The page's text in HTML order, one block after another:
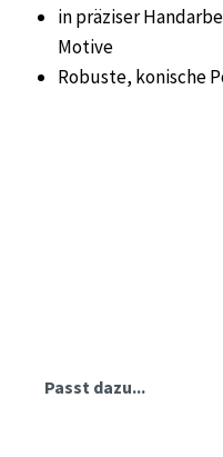
in präziser
Motive
Robuste, konische
Produktgalerie
Passt dazu...